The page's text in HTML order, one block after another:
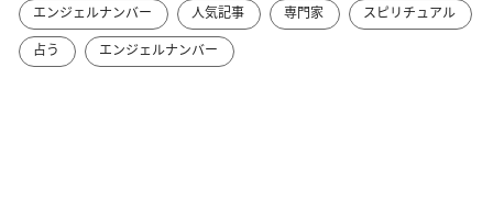
エンジェルナンバー 人気記事 専門家
スピリチュアル
占う
エンジェルナンバー